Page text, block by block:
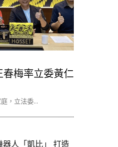
梅率立委黃仁
，立法委...
器人「凱比」 打造